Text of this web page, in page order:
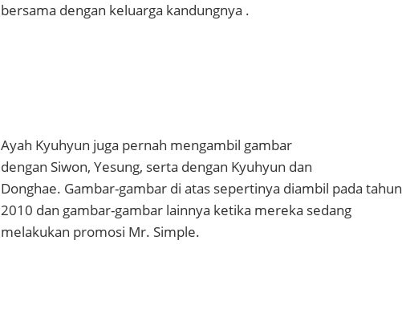
bersama dengan keluarga kandungnya .
Ayah Kyuhyun juga pernah mengambil gambar
dengan Siwon, Yesung, serta dengan Kyuhyun dan
Donghae. Gambar-gambar di atas sepertinya diambil pada tahun
2010 dan gambar-gambar lainnya ketika mereka sedang
melakukan promosi Mr. Simple.